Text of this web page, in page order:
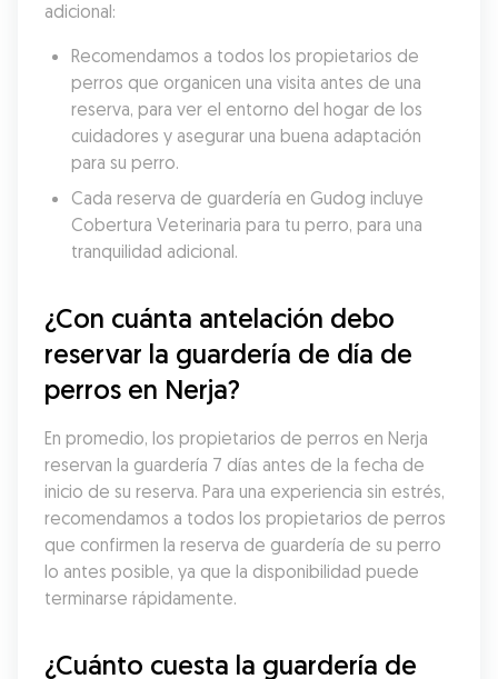
adicional:
Recomendamos a todos los propietarios de
perros que organicen una visita antes de una
reserva, para ver el entorno del hogar de los
cuidadores y asegurar una buena adaptación
para su perro.
Cada reserva de guardería en Gudog incluye
Cobertura Veterinaria para tu perro, para una
tranquilidad adicional.
¿Con cuánta antelación debo
reservar la guardería de día de
perros en Nerja?
En promedio, los propietarios de perros en Nerja
reservan la guardería 7 días antes de la fecha de
inicio de su reserva. Para una experiencia sin estrés,
recomendamos a todos los propietarios de perros
que confirmen la reserva de guardería de su perro
lo antes posible, ya que la disponibilidad puede
terminarse rápidamente.
¿Cuánto cuesta la guardería de